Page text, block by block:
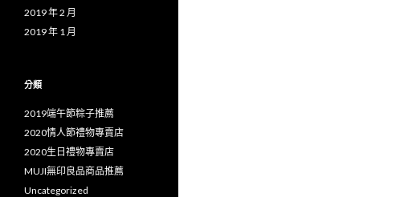
2019 年 2 月
2019 年 1 月
分類
2019端午節粽子推薦
2020情人節禮物專賣店
2020生日禮物專賣店
MUJI無印良品商品推薦
Uncategorized